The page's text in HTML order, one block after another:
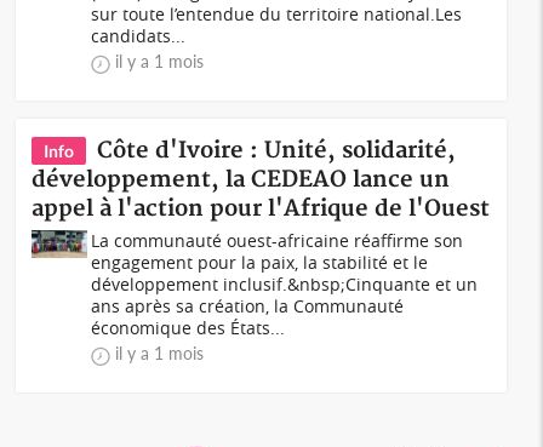
sur toute l’entendue du territoire national.Les
candidats...
il y a 1 mois
Info
Côte d'Ivoire : Unité, solidarité,
développement, la CEDEAO lance un
appel à l'action pour l'Afrique de l'Ouest
La communauté ouest-africaine réaffirme son
engagement pour la paix, la stabilité et le
développement inclusif.&nbsp;Cinquante et un
ans après sa création, la Communauté
économique des États...
il y a 1 mois